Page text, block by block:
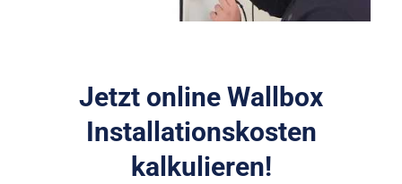
Jetzt online Wallbox
Installationskosten
kalkulieren!